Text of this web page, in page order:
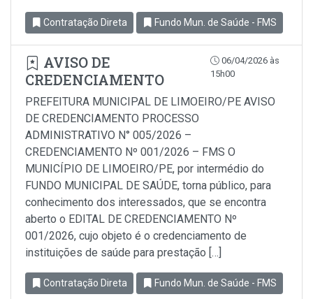
Contratação Direta Fundo Mun. de Saúde - FMS
AVISO DE
CREDENCIAMENTO
06/04/2026 às
15h00
PREFEITURA MUNICIPAL DE LIMOEIRO/PE AVISO
DE CREDENCIAMENTO PROCESSO
ADMINISTRATIVO N° 005/2026 –
CREDENCIAMENTO Nº 001/2026 – FMS O
MUNICÍPIO DE LIMOEIRO/PE, por intermédio do
FUNDO MUNICIPAL DE SAÚDE, torna público, para
conhecimento dos interessados, que se encontra
aberto o EDITAL DE CREDENCIAMENTO Nº
001/2026, cujo objeto é o credenciamento de
instituições de saúde para prestação […]
Contratação Direta Fundo Mun. de Saúde - FMS